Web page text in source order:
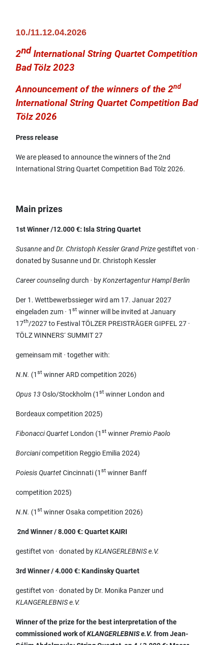
10./11.12.04.2026
2nd International String Quartet Competition
Bad Tölz 2023
Announcement of the winners of the 2nd
International String Quartet Competition Bad
Tölz 2026
Press release
We are pleased to announce the winners of the 2nd
International String Quartet Competition Bad Tölz 2026.
Main prizes
1st Winner /12.000 €: Isla String Quartet
Susanne and Dr. Christoph Kessler Grand Prizegestiftet von ·
donated by Susanne und Dr. Christoph Kessler
Career counselingdurch · byKonzertagentur HamplBerlin
Der 1. Wettbewerbssieger wird am 17. Januar 2027
eingeladen zum · 1 st winner will be invited at January
17th/2027 to Festival TÖLZER PREISTRÄGER GIPFEL 27 ·
TÖLZ WINNERS´ SUMMIT 27
gemeinsam mit · together with:
N.N. (1 st winner ARD competition 2026)
Opus 13 Oslo/Stockholm (1 st winner London and
Bordeaux competition 2025)
Fibonacci Quartet London (1 st winnerPremio Paolo
Borcianicompetition Reggio Emilia 2024)
Poiesis QuartetCincinnati (1 st winner Banff
competition 2025)
N.N. (1 st winner Osaka competition 2026)
2nd Winner / 8.000 €: Quartet KAIRI
gestiftet von · donated byKLANGERLEBNIS e.V.
3rd Winner / 4.000 €: Kandinsky Quartet
gestiftet von · donated by Dr. Monika Panzer und
KLANGERLEBNIS e.V.
Winner of the prize for the best interpretation of the
commissioned work ofKLANGERLEBNIS e.V. from Jean-